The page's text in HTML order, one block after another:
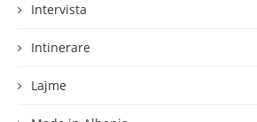
Intervista
Intinerare
Lajme